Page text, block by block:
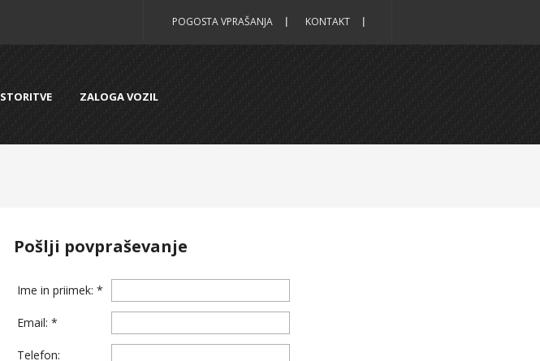
POGOSTA VPRAŠANJA KONTAKT
STORITVE ZALOGA VOZIL
Pošlji povpraševanje
Ime in priimek: *
Email: *
Telefon: